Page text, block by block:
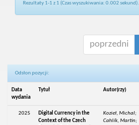
Rezultaty 1-1 z 1 (Czas wyszukiwania: 0.002 sekund).
poprzedni
Odsłon pozycji:
Data
wydania
Tytuł Autor(rzy)
2025
Digital Currency in the
Context of the Czech
Kozieł, Michal;
Cahlík, Martin;